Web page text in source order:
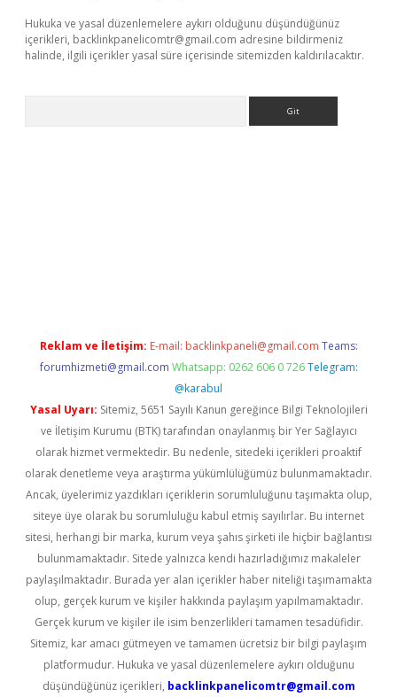
Hukuka ve yasal düzenlemelere aykırı olduğunu düşündüğünüz
içerikleri, backlinkpanelicomtr@gmail.com adresine bildirmeniz
halinde, ilgili içerikler yasal süre içerisinde sitemizden kaldırılacaktır.
Reklam ve İletişim: E-mail: backlinkpaneli@gmail.com Teams:
forumhizmeti@gmail.com Whatsapp: 0262 606 0 726 Telegram:
@karabul
Yasal Uyarı: Sitemiz, 5651 Sayılı Kanun gereğince Bilgi Teknolojileri
ve İletişim Kurumu (BTK) tarafından onaylanmış bir Yer Sağlayıcı
olarak hizmet vermektedir. Bu nedenle, sitedeki içerikleri proaktif
olarak denetleme veya araştırma yükümlülüğümüz bulunmamaktadır.
Ancak, üyelerimiz yazdıkları içeriklerin sorumluluğunu taşımakta olup,
siteye üye olarak bu sorumluluğu kabul etmiş sayılırlar. Bu internet
sitesi, herhangi bir marka, kurum veya şahıs şirketi ile hiçbir bağlantısı
bulunmamaktadır. Sitede yalnızca kendi hazırladığımız makaleler
paylaşılmaktadır. Burada yer alan içerikler haber niteliği taşımamakta
olup, gerçek kurum ve kişiler hakkında paylaşım yapılmamaktadır.
Gerçek kurum ve kişiler ile isim benzerlikleri tamamen tesadüfidir.
Sitemiz, kar amacı gütmeyen ve tamamen ücretsiz bir bilgi paylaşım
platformudur. Hukuka ve yasal düzenlemelere aykırı olduğunu
düşündüğünüz içerikleri, backlinkpanelicomtr@gmail.com